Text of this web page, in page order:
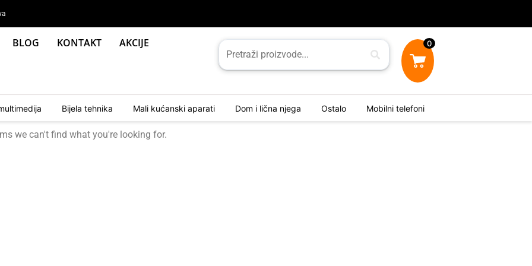
BLOG KONTAKT AKCIJE 0
Bijela tehnika Mali kućanski aparati Dom i lična njega Ostalo Mobilni telefoni
we can't find what you're looking for.